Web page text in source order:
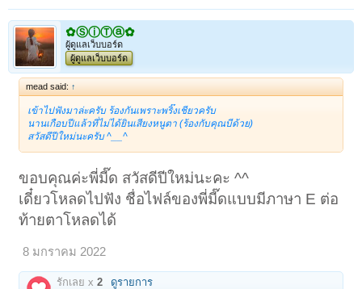
✿ⓈⓘⓉⓐ✿
ผู้ดูแลเว็บบอร์ด
ผู้ดูแลเว็บบอร์ด
mead said: ↑
เข้าไปฟังมาล่ะครับ ร้องกันเพราะพริ๊งเชียวครับ
นานเกือบปีแล้วที่ไม่ได้ยินเสียงหนูตา (ร้องกับคุณบีด้วย)
สวัสดีปีใหม่นะครับ ^__^
ขอบคุณค่ะพี่มี๊ด สวัสดีปีใหม่นะคะ ^^
เดี๋ยวโหลดไปฟัง ชื่อไฟล์ของพี่มี๊ดแบบมีภาษา E ต่อ
ท้ายตาโหลดได้
8 มกราคม 2022
รักเลย x2 ดูรายการ